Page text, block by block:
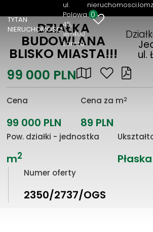
TYTAN
NIERUCHOMOŚCI
ul.
Polowa
45
18-400
Łomża
0
DZIAŁKA
BUDOWLANA
BLISKO MIASTA!!! ul.
99 000 PLN
Cena
99 000 PLN
Cena za m2
89 PLN
Pow. działki - jednostka
m2 Płaska
Numer oferty
2350/2737/OGS